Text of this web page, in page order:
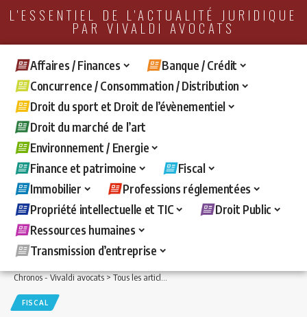
L'ESSENTIEL DE L'ACTUALITÉ JURIDIQUE
PAR VIVALDI AVOCATS
Affaires / Finances
Banque / Crédit
Concurrence / Consommation / Distribution
Droit du sport et Droit de l’évènementiel
Droit du marché de l’art
Environnement / Energie
Finance et patrimoine
Fiscal
Immobilier
Professions réglementées
Propriété intellectuelle et TIC
Droit Public
Ressources humaines
Transmission d’entreprise
Chronos - Vivaldi avocats>Tous les articles >Fiscal>Attention à la rédaction
FISCAL